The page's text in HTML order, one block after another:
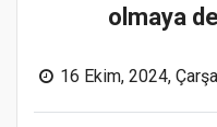
olmaya
16 Ekim, 2024,